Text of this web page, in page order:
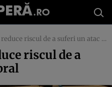
riscul de a suferi un atac cerebral
riscul de a